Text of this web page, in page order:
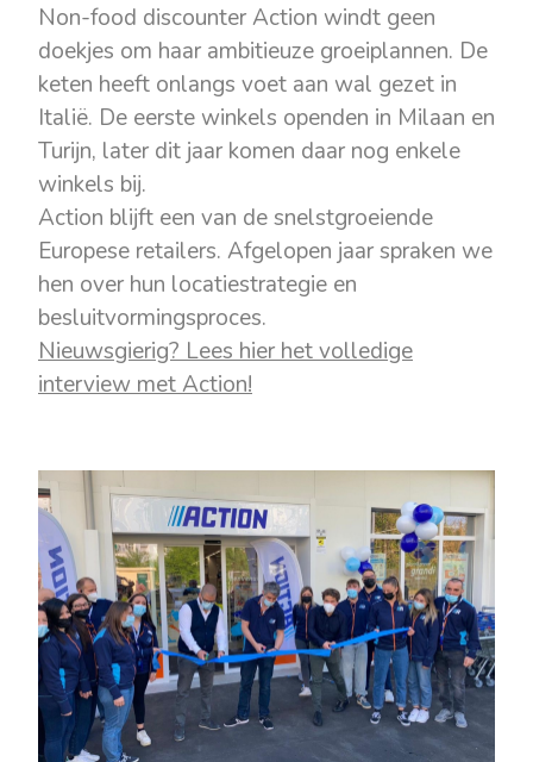
Non-food discounter Action windt geen
doekjes om haar ambitieuze groeiplannen. De
keten heeft onlangs voet aan wal gezet in
Italië. De eerste winkels openden in Milaan en
Turijn, later dit jaar komen daar nog enkele
winkels bij.
Action blijft een van de snelstgroeiende
Europese retailers. Afgelopen jaar spraken we
hen over hun locatiestrategie en
besluitvormingsproces.
Nieuwsgierig? Lees hier het volledige
interview met Action!